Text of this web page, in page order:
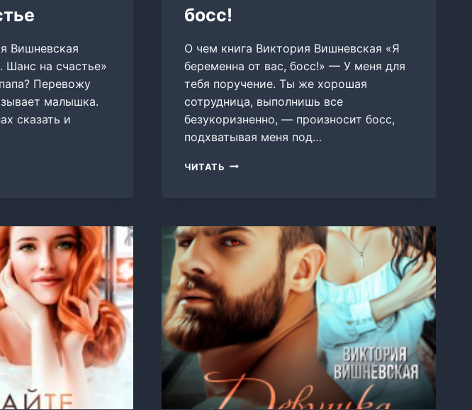
Вишневская
Шанс на счастье»
Перевожу
малышка.
сказать и
босс!
О чем книга Виктория Вишневская «Я
беременна от вас, босс!» — У меня для
тебя поручение. Ты же хорошая
сотрудница, выполнишь все
безукоризненно, — произносит босс,
подхватывая меня под…
ЧИТАТЬ Я